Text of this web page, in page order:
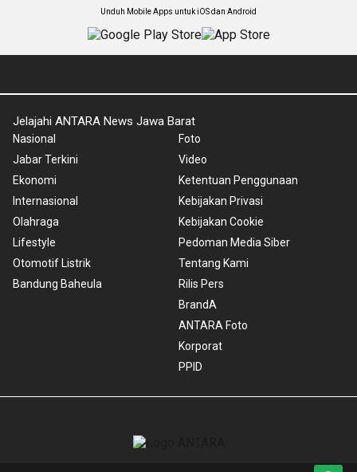
Unduh Mobile Apps untuk iOS dan Android
Jelajahi ANTARA News Jawa Barat
Nasional
Jabar Terkini
Ekonomi
Internasional
Olahraga
Lifestyle
Otomotif Listrik
Bandung Baheula
Foto
Video
Ketentuan Penggunaan
Kebijakan Privasi
Kebijakan Cookie
Pedoman Media Siber
Tentang Kami
Rilis Pers
BrandA
ANTARA Foto
Korporat
PPID